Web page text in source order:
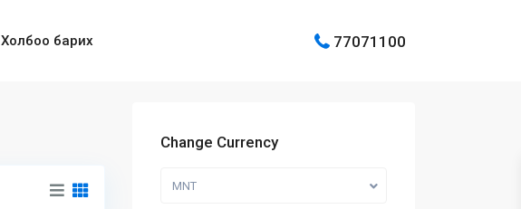
Холбоо барих 77071100
Change Currency
MNT